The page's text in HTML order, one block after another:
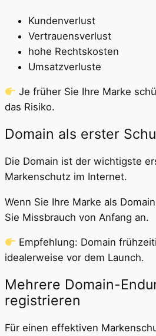
Kundenverlust
Vertrauensverlust
hohe Rechtskosten
Umsatzverluste
Je früher Sie Ihre Marke
das Risiko.
Domain als erster
Die Domain ist der wichtigste
Markenschutz im Internet.
Wenn Sie Ihre Marke als
Sie Missbrauch von Anfang an.
Empfehlung: Domain
idealerweise vor dem Launch.
Mehrere Domain-
registrieren
Für einen effektiven